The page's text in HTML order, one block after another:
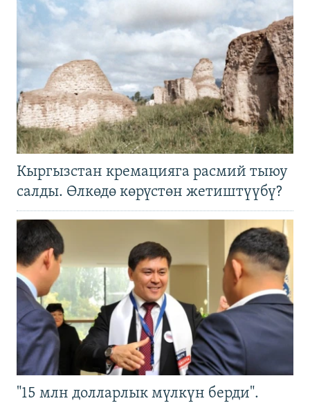
Кыргызстан кремацияга расмий тыюу
салды. Өлкөдө көрүстөн жетиштүүбү?
"15 млн долларлык мүлкүн берди".